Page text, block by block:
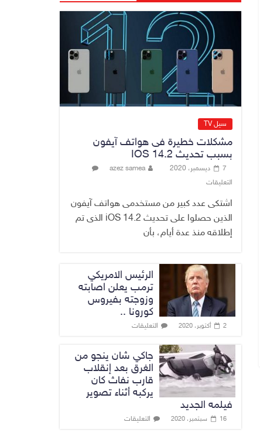
القضاء الأعلى:
القبض على عدد من
موظفي بلدية
الناصرية ومعقبين
مستندات وأختام
مزورة
7 أغسطس، 2026
محكمة أمريكية تلزم
مليون دولار
No Comment
سيل TV
مشكلات خطيرة فى هواتف آيفون
بسبب تحديث IOS 14.2
7 ديسمبر، 2020
azez samea
التعليقات
اشتكى عدد كبير من مستخدمى هواتف آيفون
الذين حصلوا على تحديث iOS 14.2 الذى تم
إطلاقه منذ عدة أيام، بأن
الرئيس الامريكي
ترمب يعلن اصابته
وزوجته بفيروس
كورونا ..
2 أكتوبر، 2020 التعليقات
جاكي شان ينجو من
الغرق بعد إنقلاب
قارب نفاث كان
يركبه أثناء تصوير
فيلمه الجديد
16 سبتمبر، 2020 التعليقات